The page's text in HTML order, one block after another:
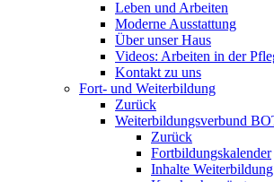
Leben und Arbeiten
Moderne Ausstattung
Über unser Haus
Videos: Arbeiten in der
Kontakt zu uns
Fort- und Weiterbildung
Zurück
Weiterbildungsverbund
Zurück
Fortbildungskalender
Inhalte Weiterbildung